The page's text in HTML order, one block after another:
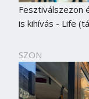
Fesztiválszezon
is kihívás - Life
SZON